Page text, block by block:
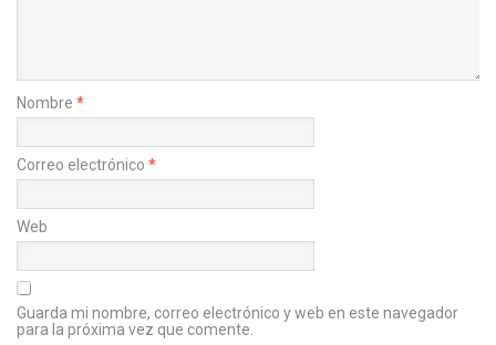
Nombre *
Correo electrónico *
Web
Guarda mi nombre, correo electrónico y web en este navegador
para la próxima vez que comente.